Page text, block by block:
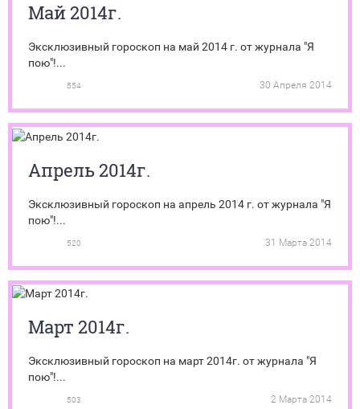
Май 2014г.
Эксклюзивный гороскоп на май 2014 г. от журнала "Я
пою"!...
554 30 Апреля 2014
Апрель 2014г.
Эксклюзивный гороскоп на апрель 2014 г. от журнала "Я
пою"!...
520 31 Марта 2014
Март 2014г.
Эксклюзивный гороскоп на март 2014г. от журнала "Я
пою"!...
503 2 Марта 2014